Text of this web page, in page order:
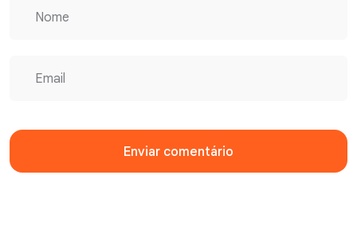
Enviar comentário